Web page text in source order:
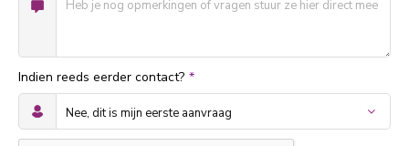
Indien reeds eerder contact? *